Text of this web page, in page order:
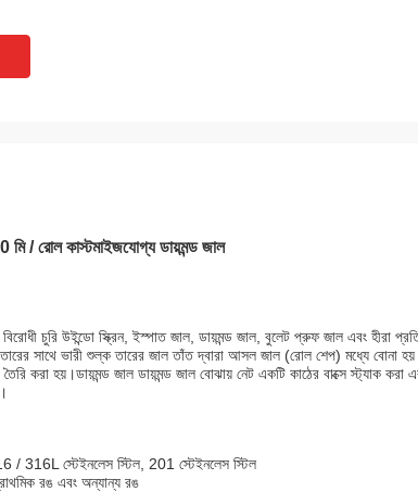
মি / রোল কাস্টমাইজযোগ্য ডায়মন্ড জাল
চুরি উইন্ডো স্ক্রিন, ইস্পাত জাল, ডায়মন্ড জাল, বুলেট প্রুফ জাল এবং হীরা
সাথে ভারী শুল্ক তারের জাল তাঁত দ্বারা আসল জাল (রোল শেপ) মধ্যে বোনা
তৈরি করা হয়।ডায়মন্ড জাল ডায়মন্ড জাল বোঝায় নেট একটি কাঠের বাক্সে স্ট্যাক
/ 316L স্টেইনলেস স্টিল, 201 স্টেইনলেস স্টিল
রঙ এবং অন্যান্য রঙ